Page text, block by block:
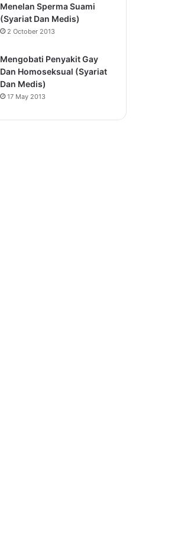
Menelan Sperma Suami
(Syariat Dan Medis)
2 October 2013
Mengobati Penyakit Gay
Dan Homoseksual (Syariat
Dan Medis)
17 May 2013